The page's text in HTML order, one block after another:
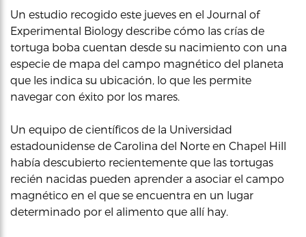
Un estudio recogido este jueves en el Journal of
Experimental Biology describe cómo las crías de
tortuga boba cuentan desde su nacimiento con una
especie de mapa del campo magnético del planeta
que les indica su ubicación, lo que les permite
navegar con éxito por los mares.
Un equipo de científicos de la Universidad
estadounidense de Carolina del Norte en Chapel Hill
había descubierto recientemente que las tortugas
recién nacidas pueden aprender a asociar el campo
magnético en el que se encuentra en un lugar
determinado por el alimento que allí hay.